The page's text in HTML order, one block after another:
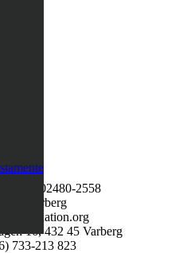
802480-2558
Varberg
16, 432 45 Varberg
733-213 823